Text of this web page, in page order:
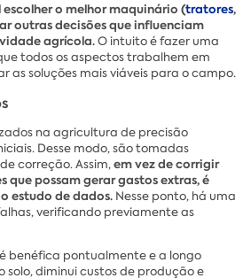
escolher o melhor maquinário (tratores,
outras decisões que influenciam
agrícola.O intuito é fazer uma
todos os aspectos trabalhem em
as soluções mais viáveis para o campo.
na agricultura de precisão
Desse modo, são tomadas
correção. Assim,em vez de corrigir
que possam gerar gastos extras, é
estudo de dados. Nesse ponto, há uma
verificando previamente as
benéfica pontualmente e a longo
solo, diminui custos de produção e